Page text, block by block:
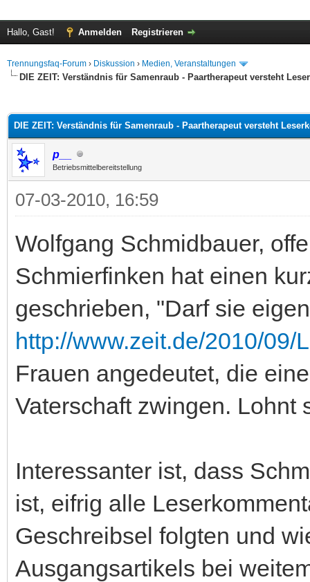
Hallo, Gast! Anmelden Registrieren
Trennungsfaq-Forum › Diskussion › Medien, Veranstaltungen
DIE ZEIT: Verständnis für Samenraub - Paartherapeut versteht
DIE ZEIT: Verständnis für Samenraub - Paartherapeut versteht
p__
Betriebsmittelbereitstellung
07-03-2010, 16:59
Wolfgang Schmidbauer,
Schmierfinken hat einen
geschrieben, "Darf sie
http://www.zeit.de/2010/09/
Frauen angedeutet, die
Vaterschaft zwingen. Lohnt
Interessanter ist, dass
ist, eifrig alle
Geschreibsel folgten und
Ausgangsartikels bei